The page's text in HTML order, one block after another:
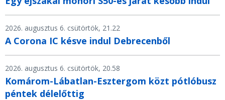
2026. augusztus 6. csütörtök, 21.22
A Corona IC késve indul Debrecenből
2026. augusztus 6. csütörtök, 20.58
Komárom-Lábatlan-Esztergom közt pótlóbusz
péntek délelőttig